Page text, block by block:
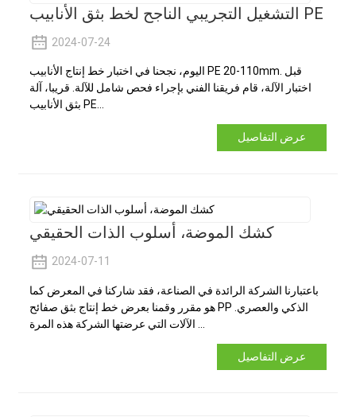
التشغيل التجريبي الناجح لخط بثق الأنابيب PE
2024-07-24
اليوم، نجحنا في اختبار خط إنتاج الأنابيب PE 20-110mm. قبل
اختبار الآلة، قام فريقنا الفني بإجراء فحص شامل للآلة. قريبا، آلة
بثق الأنابيب PE...
عرض التفاصيل
كشك الموضة، أسلوب الذات الحقيقي
2024-07-11
باعتبارنا الشركة الرائدة في الصناعة، فقد شاركنا في المعرض كما
هو مقرر وقمنا بعرض خط إنتاج بثق صفائح PP الذكي والعصري.
عرض التفاصيل